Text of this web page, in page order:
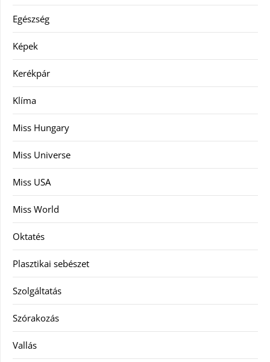
Egészség
Képek
Kerékpár
Klíma
Miss Hungary
Miss Universe
Miss USA
Miss World
Oktatés
Plasztikai sebészet
Szolgáltatás
Szórakozás
Vallás